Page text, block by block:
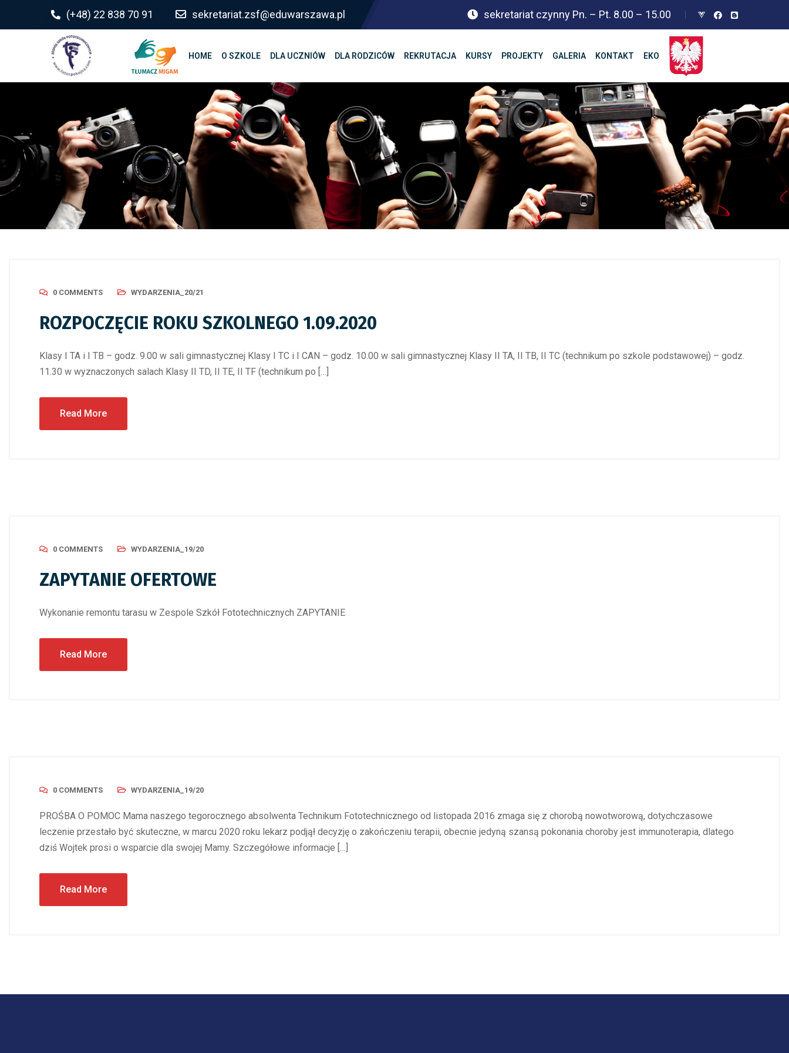
(+48) 22 838 70 91 sekretariat.zsf@eduwarszawa.pl sekretariat czynny Pn. – Pt. 8.00 – 15.00
HOME O SZKOLE DLA UCZNIÓW DLA RODZICÓW REKRUTACJA KURSY PROJEKTY GALERIA KONTAKT EKO
0 COMMENTS WYDARZENIA_20/21
ROZPOCZĘCIE ROKU SZKOLNEGO 1.09.2020
Klasy I TA i I TB – godz. 9.00 w sali gimnastycznej Klasy I TC i I CAN – godz. 10.00 w sali gimnastycznej Klasy II TA, II TB, II TC (technikum po szkole podstawowej) – godz.
11.30 w wyznaczonych salach Klasy II TD, II TE, II TF (technikum po […]
Read More
0 COMMENTS WYDARZENIA_19/20
ZAPYTANIE OFERTOWE
Wykonanie remontu tarasu w Zespole Szkół Fototechnicznych ZAPYTANIE
Read More
0 COMMENTS WYDARZENIA_19/20
PROŚBA O POMOC Mama naszego tegorocznego absolwenta Technikum Fototechnicznego od listopada 2016 zmaga się z chorobą nowotworową, dotychczasowe
leczenie przestało być skuteczne, w marcu 2020 roku lekarz podjął decyzję o zakończeniu terapii, obecnie jedyną szansą pokonania choroby jest immunoterapia, dlatego
dziś Wojtek prosi o wsparcie dla swojej Mamy. Szczegółowe informacje […]
Read More